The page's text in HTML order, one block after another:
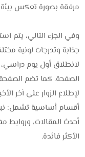
مرفقة بصورة تعكس
وفي الجزء التالي، يتم
جذابة وتدرجات لونية
لانطلاق أول يوم
الصفحة. كما تضم
لإطلاع الزوار على آخر
أقسام أساسية تشمل:
أحدث المقالات، وروابط
الأكثر فائدة.